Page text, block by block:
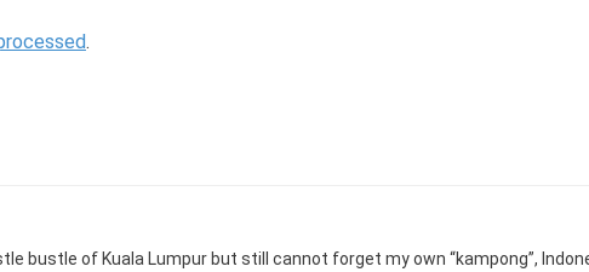
.
bustle of Kuala Lumpur but still cannot forget my own “kampong”,